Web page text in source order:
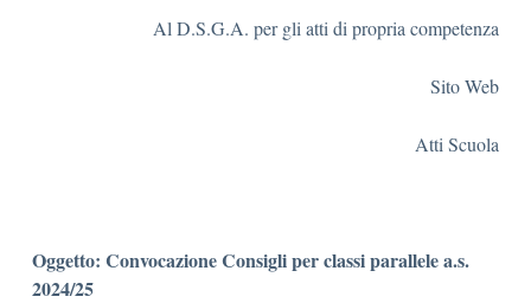
Al D.S.G.A. per gli atti di propria competenza
Sito Web
Atti Scuola
Oggetto: Convocazione Consigli per classi parallele a.s.
2024/25